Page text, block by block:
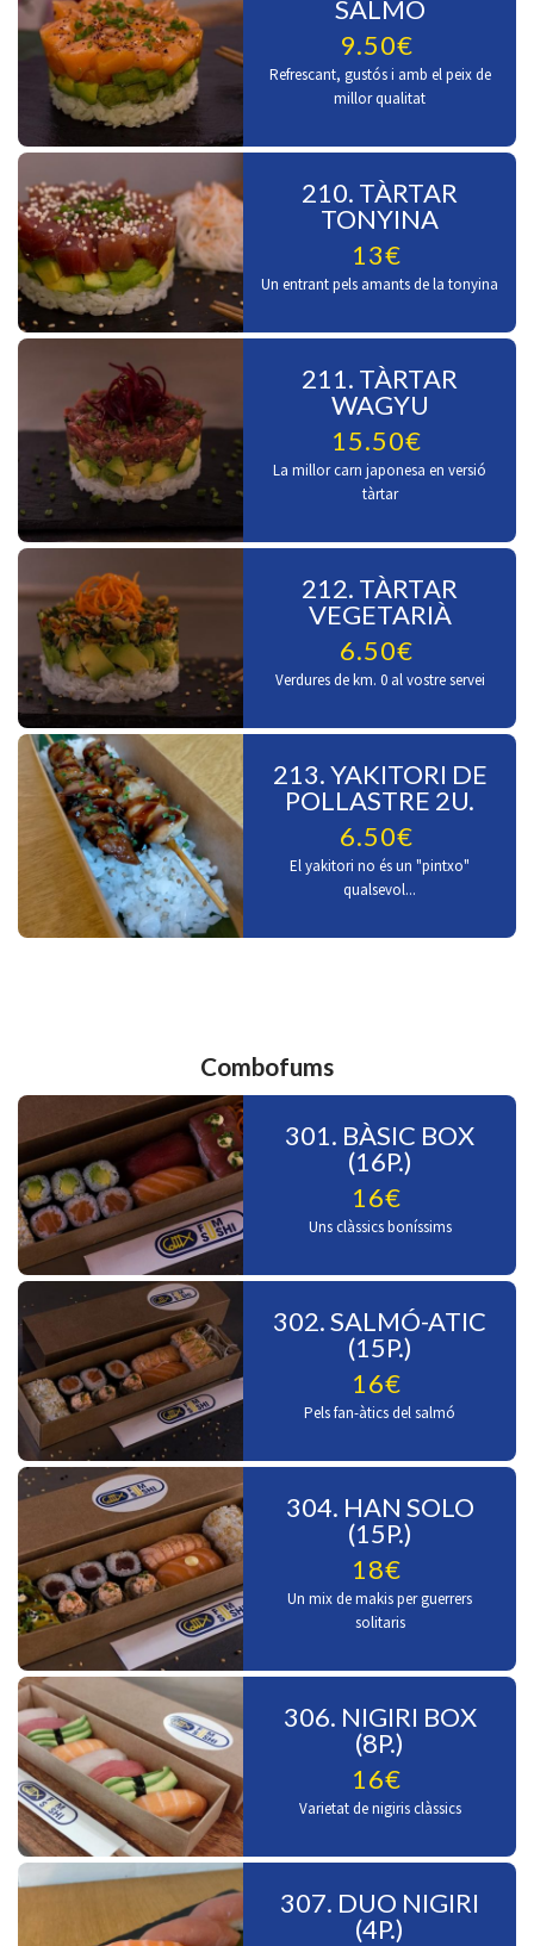
SALMÓ
9.50€
Refrescant, gustós i amb el peix de
millor qualitat
210. TÀRTAR
TONYINA
13€
Un entrant pels amants de la tonyina
211. TÀRTAR
WAGYU
15.50€
La millor carn japonesa en versió
tàrtar
212. TÀRTAR
VEGETARIÀ
6.50€
Verdures de km. 0 al vostre servei
213. YAKITORI DE
POLLASTRE 2U.
6.50€
El yakitori no és un "pintxo"
qualsevol...
Combofums
301. BÀSIC BOX
(16P.)
16€
Uns clàssics boníssims
302. SALMÓ-ATIC
(15P.)
16€
Pels fan-àtics del salmó
304. HAN SOLO
(15P.)
18€
Un mix de makis per guerrers
solitaris
306. NIGIRI BOX
(8P.)
16€
Varietat de nigiris clàssics
307. DUO NIGIRI
(4P.)